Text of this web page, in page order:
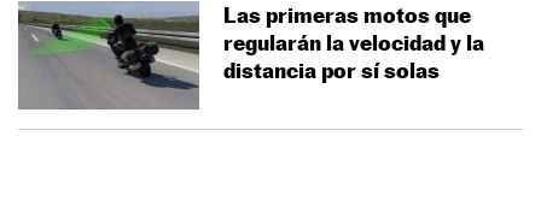
Las primeras motos que
regularán la velocidad y la
distancia por sí solas